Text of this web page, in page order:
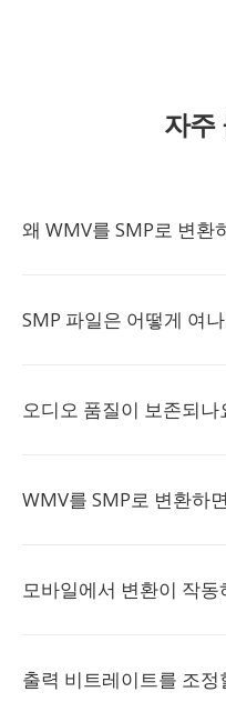
자주
왜 WMV를 SMP로 변환
SMP 파일은 어떻게 여
오디오 품질이 보존되나
WMV를 SMP로 변환하
모바일에서 변환이 작동
출력 비트레이트를 조정